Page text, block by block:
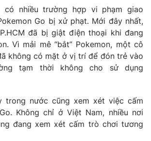
tương lai
có nhiều trường hợp vi phạm giao
Go bị xử phạt. Mới đây nhất,
đã bị giật điện thoại khi đang
Vì mải mê “bắt” Pokemon, một cô
không có mặt ở vị trí để đón trẻ vào
tạm thời không cho sử dụng
trong nước cũng xem xét việc cấm
Không chỉ ở Việt Nam, nhiều nơi
đang xem xét cấm trò chơi tương